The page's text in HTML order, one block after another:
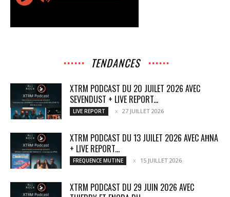
TENDANCES
XTRM PODCAST DU 20 JUILET 2026 AVEC
SEVENDUST + LIVE REPORT...
LIVE REPORT 27 JUILLET 2026
XTRM PODCAST DU 13 JUILET 2026 AVEC AĦNA
+ LIVE REPORT...
FREQUENCE MUTINE 15 JUILLET 2026
XTRM PODCAST DU 29 JUIN 2026 AVEC